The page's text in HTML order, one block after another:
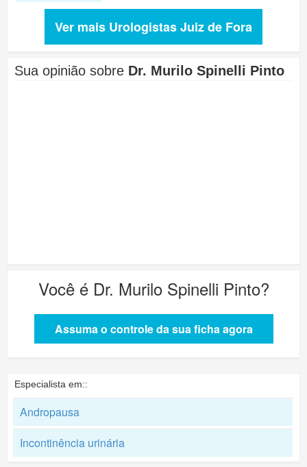
Ver mais Urologistas Juiz de Fora
Sua opinião sobre Dr. Murilo Spinelli Pinto
Você é Dr. Murilo Spinelli Pinto?
Assuma o controle da sua ficha agora
Especialista em::
Andropausa
Incontinência urinária